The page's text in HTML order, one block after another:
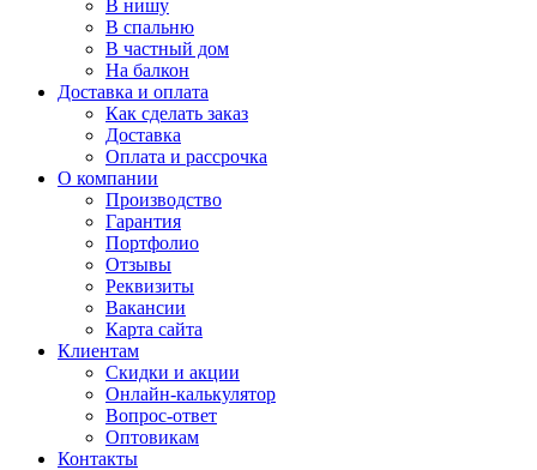
В нишу
В спальню
В частный дом
На балкон
Доставка и оплата
Как сделать заказ
Доставка
Оплата и рассрочка
О компании
Производство
Гарантия
Портфолио
Отзывы
Реквизиты
Вакансии
Карта сайта
Клиентам
Скидки и акции
Онлайн-калькулятор
Вопрос-ответ
Оптовикам
Контакты